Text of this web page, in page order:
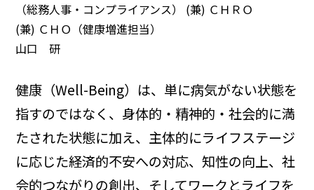
（総務人事・コンプライアンス） (兼) ＣＨＲＯ
(兼) ＣＨＯ（健康増進担当）
山口 研
健康（Well-Being）は、単に病気がない状態を
指すのではなく、身体的・精神的・社会的に満
たされた状態に加え、主体的にライフステージ
に応じた経済的不安への対応、知性の向上、社
会的つながりの創出、そしてワークとライフを